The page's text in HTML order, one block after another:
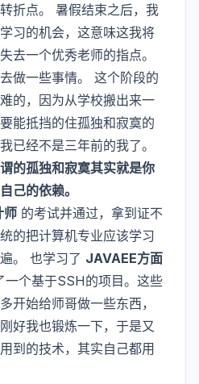
折点。 暑假结束之后，我
习的机会，这意味这我将
去一个优秀老师的指点。
做一些事情。 这个阶段的
的，因为从学校搬出来一
能抵挡的住孤独和寂寞的
已经不是三年前的我了。
的孤独和寂寞其实就是你
己的依赖。
师 的考试并通过，拿到证不
的把计算机专业应该学习
。 也学习了 JAVAEE方面
一个基于SSH的项目。这些
开始给师哥做一些东西，
好我也锻炼一下，于是又
到的技术，其实自己都用